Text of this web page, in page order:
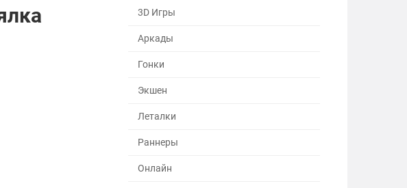
3D Игры
Аркады
Гонки
Экшен
Леталки
Раннеры
Онлайн